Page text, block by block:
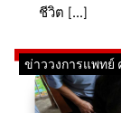
ชีวิต […]
ข่าววงการแพทย์